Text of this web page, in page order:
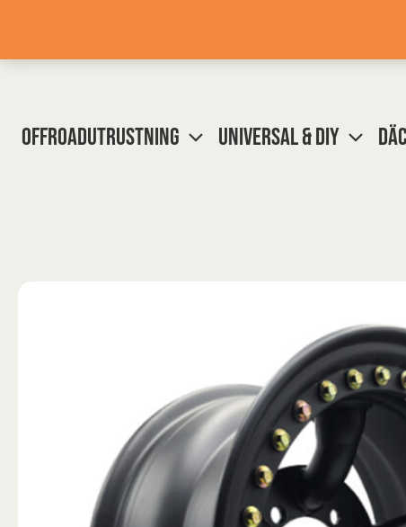
OFFROADUTRUSTNING UNIVERSAL & DIY